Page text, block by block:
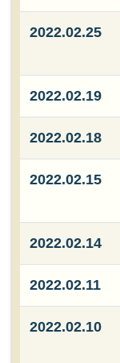
2022.02.25
2022.02.19
2022.02.18
2022.02.15
2022.02.14
2022.02.11
2022.02.10